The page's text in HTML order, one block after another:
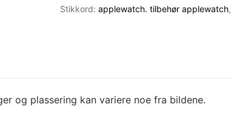
antall
Stikkord: applewatch. tilbehør applewatch,
og plassering kan variere noe fra bildene.